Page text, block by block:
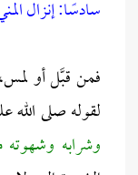
سادسًا: إنزال
فمن قبَّل أو
لقوله صلى الله
وشرابه